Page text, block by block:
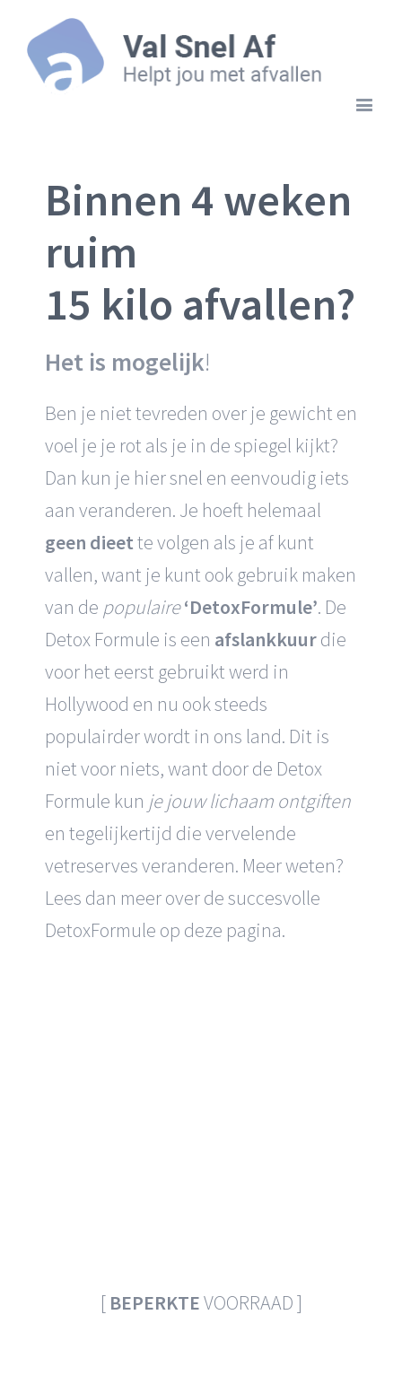
Binnen 4 weken
ruim
15 kilo afvallen?
Het is mogelijk!
Ben je niet tevreden over je gewicht en
voel je je rot als je in de spiegel kijkt?
Dan kun je hier snel en eenvoudig iets
aan veranderen. Je hoeft helemaal
geen dieette volgen als je af kunt
vallen, want je kunt ook gebruik maken
van de populaire‘DetoxFormule’. De
Detox Formule is een afslankkuurdie
voor het eerst gebruikt werd in
Hollywood en nu ook steeds
populairder wordt in ons land. Dit is
niet voor niets, want door de Detox
Formule kun je jouw lichaam ontgiften
en tegelijkertijd die vervelende
vetreserves veranderen. Meer weten?
Lees dan meer over de succesvolle
DetoxFormule op deze pagina.
[ BEPERKTEVOORRAAD ]